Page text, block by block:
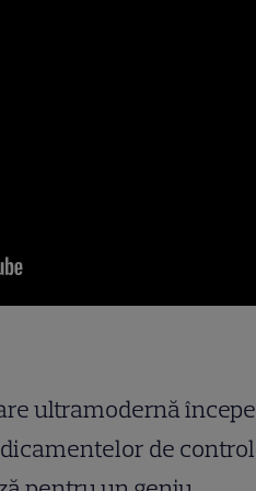
ultramodernă
de